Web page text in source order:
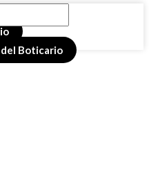
del Boticario